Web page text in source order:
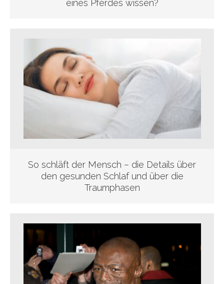
eines Pferdes wissen?
So schläft der Mensch – die Details über
den gesunden Schlaf und über die
Traumphasen